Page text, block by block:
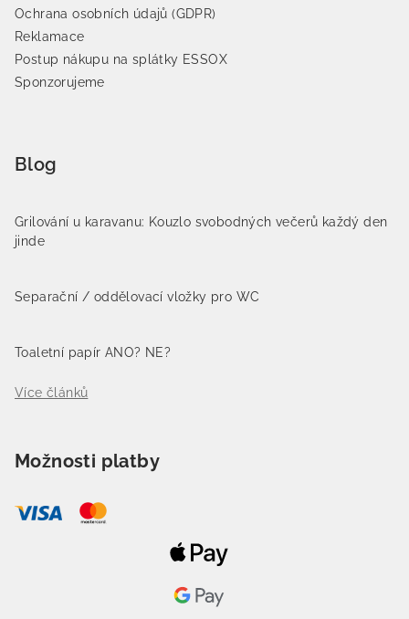
Ochrana osobních údajů (GDPR)
Reklamace
Postup nákupu na splátky ESSOX
Sponzorujeme
Blog
Grilování u karavanu: Kouzlo svobodných večerů každý den
jinde
Separační / oddělovací vložky pro WC
Toaletní papír ANO? NE?
Více článků
Možnosti platby